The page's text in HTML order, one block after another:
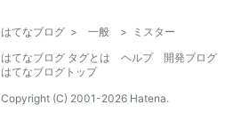
はてなブログ > 一般 >
ミスター
はてなブログ タグとは
ヘルプ
開発ブログ
はてなブログトップ
Copyright (C) 2001-2026 Hatena.